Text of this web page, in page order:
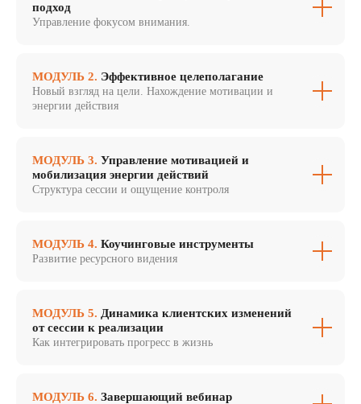
подход
Управление фокусом внимания.
МОДУЛЬ 2. Эффективное целеполагание
Новый взгляд на цели. Нахождение мотивации и
энергии действия
МОДУЛЬ 3. Управление мотивацией и
мобилизация энергии действий
Структура сессии и ощущение контроля
МОДУЛЬ 4. Коучинговые инструменты
Развитие ресурсного видения
МОДУЛЬ 5. Динамика клиентских изменений
от сессии к реализации
Как интегрировать прогресс в жизнь
МОДУЛЬ 6. Завершающий вебинар